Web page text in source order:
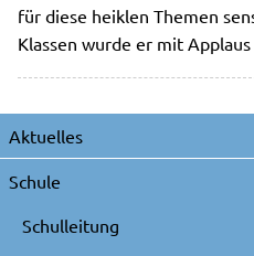
für diese heiklen Themen
Klassen wurde er mit
Navigation
Aktuelles
Schule
Schulleitung